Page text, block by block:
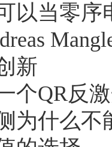
以当零序
新
个QR反激
为什么不